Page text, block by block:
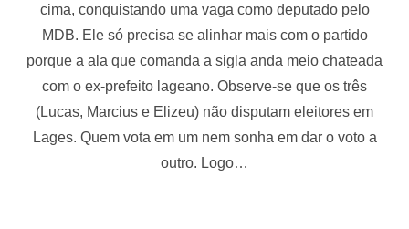
cima, conquistando uma vaga como deputado pelo
MDB. Ele só precisa se alinhar mais com o partido
porque a ala que comanda a sigla anda meio chateada
com o ex-prefeito lageano. Observe-se que os três
(Lucas, Marcius e Elizeu) não disputam eleitores em
Lages. Quem vota em um nem sonha em dar o voto a
outro. Logo…